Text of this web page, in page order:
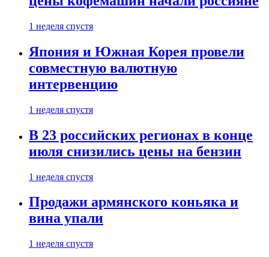
1 неделя спустя
Япония и Южная Корея провели
совместную валютную
интервенцию
1 неделя спустя
В 23 российских регионах в конце
июля снизились цены на бензин
1 неделя спустя
Продажи армянского коньяка и
вина упали
1 неделя спустя